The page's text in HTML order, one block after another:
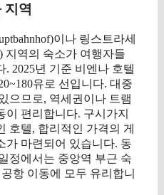
역
이나 링스트라세
지역의 숙소가 여행자들
2025년 기준 비엔나 호텔
유로 선입니다. 대중
으므로, 역세권이나 트램
이 편리합니다. 구시가지
호텔, 합리적인 가격의 게
가 마련되어 있습니다. 동
정에서는 중앙역 부근 숙
항 이동에 모두 유리합니